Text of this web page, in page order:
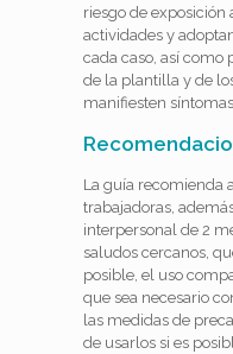
riesgo de exposición
actividades y
cada caso, así como
de la plantilla y de
manifiesten síntomas.
La guía recomienda
trabajadoras,
interpersonal de 2
saludos cercanos,
posible, el uso
que sea necesario
las medidas de
de usarlos si es